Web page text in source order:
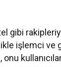
gibi
işlemci ve
onu